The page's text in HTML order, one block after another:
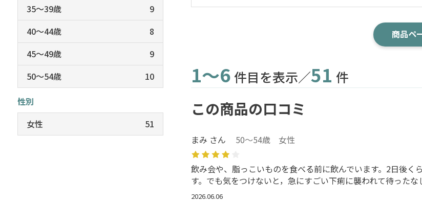
商品ペ
1～6 件目を表示／51 件
この商品の口コミ
まみ さん 50～54歳 女性
飲み会や、脂っこいものを食べる前に飲んでいます。2日後
す。でも気をつけないと，急にすごい下痢に襲われて待ったな
2026.06.06
35～39歳
9
40～44歳
8
45～49歳
9
50～54歳
10
性別
女性
51